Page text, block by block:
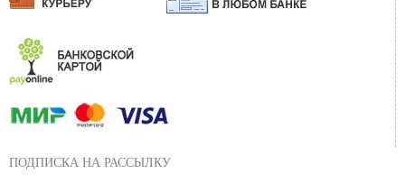
ПОДПИСКА НА РАССЫЛКУ